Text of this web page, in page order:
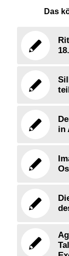
Das
in